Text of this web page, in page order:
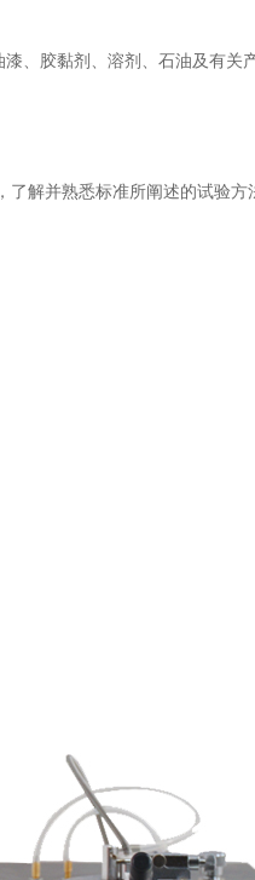
胶黏剂、溶剂、石油及有关产
解并熟悉标准所阐述的试验方